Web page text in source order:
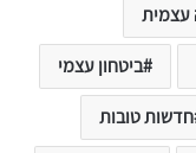
עצמית
ביטחון עצמי
חדשות טובות